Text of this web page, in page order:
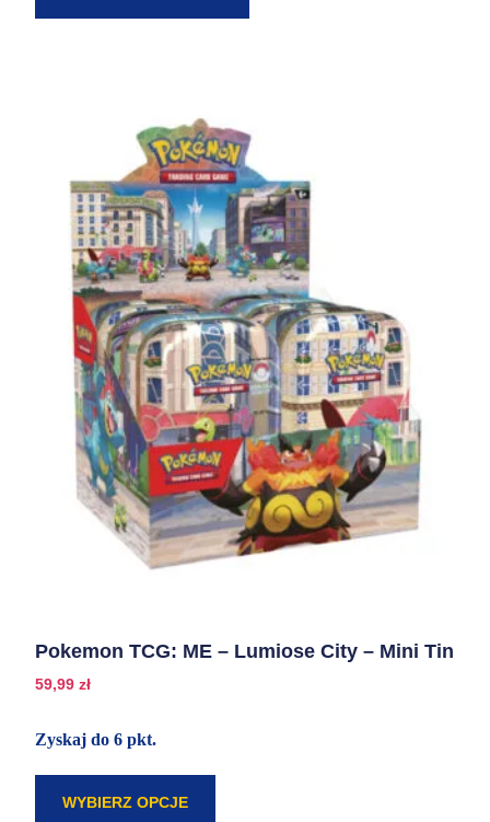
Pokemon TCG: ME – Lumiose City – Mini Tin
59,99zł
Zyskaj do 6 pkt.
WYBIERZ OPCJE